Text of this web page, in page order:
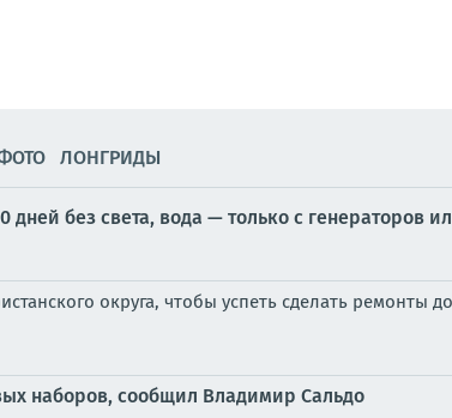
ЛОНГРИДЫ
дней без света, вода — только с генераторов
округа, чтобы успеть сделать ремонты
наборов, сообщил Владимир Сальдо